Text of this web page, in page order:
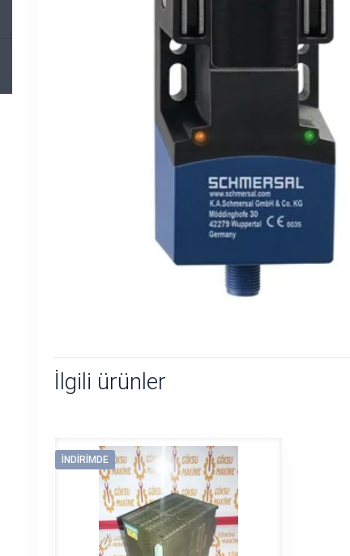
İlgili ürünler
İNDIRIMDE